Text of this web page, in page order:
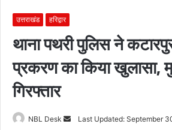
उत्तराखंड हरिद्वार
थाना पथरी पुलिस ने
प्रकरण का किया खुलासा,
गिरफ्तार
NBL Desk
SendLast Updated: September